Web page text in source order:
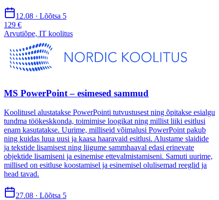
12.08 · Lõõtsa 5
129 €
Arvutiõpe, IT koolitus
MS PowerPoint – esimesed sammud
Koolitusel alustatakse PowerPointi tutvustusest ning õpitakse esialgu
tundma töökeskkonda, toimimise loogikat ning millist liiki esitlusi
enam kasutatakse. Uurime, milliseid võimalusi PowerPoint pakub
ning kuidas luua uusi ja kaasa haaravaid esitlusi. Alustame slaidide
ja tekstide lisamisest ning liigume sammhaaval edasi erinevate
objektide lisamiseni ja esinemise ettevalmistamiseni. Samuti uurime,
millised on esitluse koostamisel ja esinemisel olulisemad reeglid ja
head tavad.
27.08 · Lõõtsa 5